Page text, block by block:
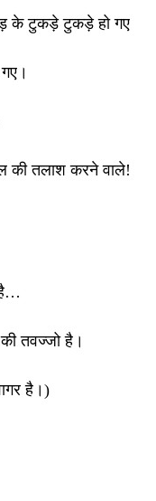
के टुकड़े टुकड़े हो गए
की तलाश करने वाले!
तवज्जो है।
है।)